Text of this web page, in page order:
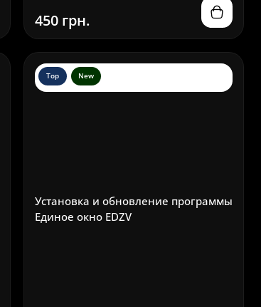
450 грн.
Top New
Установка и обновление программы
Единое окно EDZV